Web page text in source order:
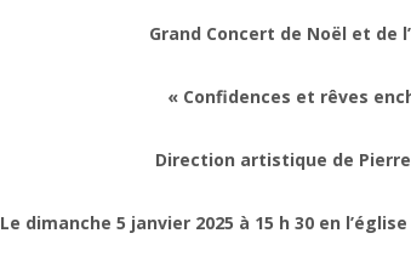
Grand Concert de Noël et de
« Confidences et rêves
Direction artistique de Pierre
Le dimanche 5 janvier 2025 à 15 h 30 en